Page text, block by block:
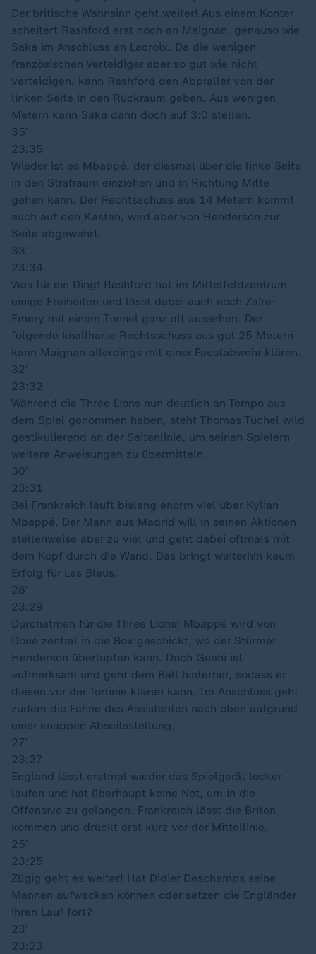
Der britische Wahnsinn geht weiter! Aus einem Konter
scheitert Rashford erst noch an Maignan, genauso wie
Saka im Anschluss an Lacroix. Da die wenigen
französischen Verteidiger aber so gut wie nicht
verteidigen, kann Rashford den Abpraller von der
linken Seite in den Rückraum geben. Aus wenigen
Metern kann Saka dann doch auf 3:0 stellen.
35′
23:35
Wieder ist es Mbappé, der diesmal über die linke Seite
in den Strafraum einziehen und in Richtung Mitte
gehen kann. Der Rechtsschuss aus 14 Metern kommt
auch auf den Kasten, wird aber von Henderson zur
Seite abgewehrt.
33′
23:34
Was für ein Ding! Rashford hat im Mittelfeldzentrum
einige Freiheiten und lässt dabei auch noch Zaïre-
Emery mit einem Tunnel ganz alt aussehen. Der
folgende knallharte Rechtsschuss aus gut 25 Metern
kann Maignan allerdings mit einer Faustabwehr klären.
32′
23:32
Während die Three Lions nun deutlich an Tempo aus
dem Spiel genommen haben, steht Thomas Tuchel wild
gestikulierend an der Seitenlinie, um seinen Spielern
weitere Anweisungen zu übermitteln.
30′
23:31
Bei Frankreich läuft bislang enorm viel über Kylian
Mbappé. Der Mann aus Madrid will in seinen Aktionen
stellenweise aber zu viel und geht dabei oftmals mit
dem Kopf durch die Wand. Das bringt weiterhin kaum
Erfolg für Les Bleus.
28′
23:29
Durchatmen für die Three Lions! Mbappé wird von
Doué zentral in die Box geschickt, wo der Stürmer
Henderson überlupfen kann. Doch Guéhi ist
aufmerksam und geht dem Ball hinterher, sodass er
diesen vor der Torlinie klären kann. Im Anschluss geht
zudem die Fahne des Assistenten nach oben aufgrund
einer knappen Abseitsstellung.
27′
23:27
England lässt erstmal wieder das Spielgerät locker
laufen und hat überhaupt keine Not, um in die
Offensive zu gelangen. Frankreich lässt die Briten
kommen und drückt erst kurz vor der Mittellinie.
25′
23:25
Zügig geht es weiter! Hat Didier Deschamps seine
Mannen aufwecken können oder setzen die Engländer
ihren Lauf fort?
23′
23:23